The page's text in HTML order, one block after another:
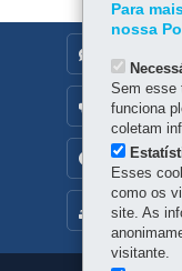
MAPA DO
OUVIDORIA
Para
nossa
Sem esse
funciona
coletam
Esses
como os
site. As
visitante.